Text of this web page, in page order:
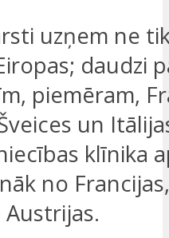
uzņem ne
daudzi
piemēram,
un
klīnika
no